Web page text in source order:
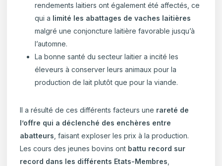
rendements laitiers ont également été affectés, ce
qui a limité les abattages de vaches laitières
malgré une conjoncture laitière favorable jusqu’à
l’automne.
La bonne santé du secteur laitier a incité les
éleveurs à conserver leurs animaux pour la
production de lait plutôt que pour la viande.
Il a résulté de ces différents facteurs une rareté de
l’offre qui a déclenché des enchères entre
abatteurs , faisant exploser les prix à la production.
Les cours des jeunes bovins ont battu record sur
record dans les différents Etats-Membres